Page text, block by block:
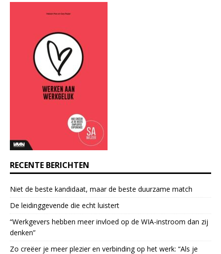
.
l
e
a
s
e
l
RECENTE BERICHTEN
Niet de beste kandidaat, maar de beste duurzame match
De leidinggevende die echt luistert
“Werkgevers hebben meer invloed op de WIA-instroom dan zij
denken”
Zo creëer je meer plezier en verbinding op het werk: “Als je